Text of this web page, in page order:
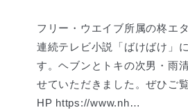
フリー・ウエイブ所属の柊エ
連続テレビ小説「ばけばけ」
す。ヘブンとトキの次男・雨
せていただきました。ぜひご
HP https://www.nh…